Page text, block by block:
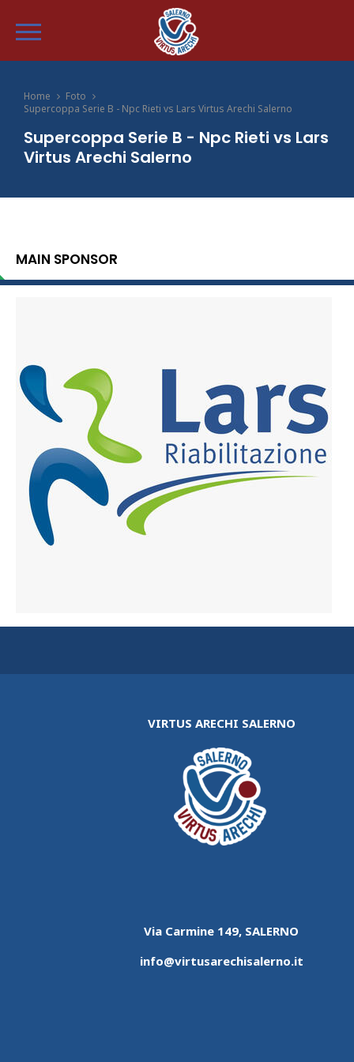
Home
Foto
Supercoppa Serie B - Npc Rieti vs Lars Virtus Arechi Salerno
Supercoppa Serie B - Npc Rieti vs Lars
Virtus Arechi Salerno
MAIN SPONSOR
VIRTUS ARECHI SALERNO
Via Carmine 149, SALERNO
info@virtusarechisalerno.it